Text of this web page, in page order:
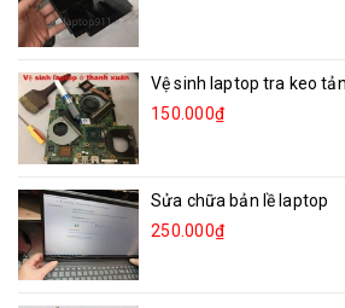
Vệ sinh laptop tra keo
150.000₫
Sửa chữa bản lề laptop
250.000₫